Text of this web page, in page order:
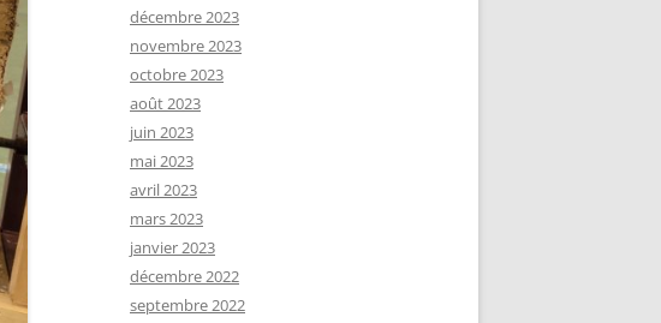
décembre 2023
novembre 2023
octobre 2023
août 2023
juin 2023
mai 2023
avril 2023
mars 2023
janvier 2023
décembre 2022
septembre 2022